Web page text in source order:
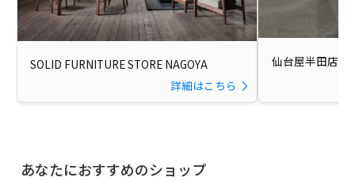
SOLID FURNITURE STORE NAGOYA
詳細はこちら
仙台屋半田店
あなたにおすすめのショップ